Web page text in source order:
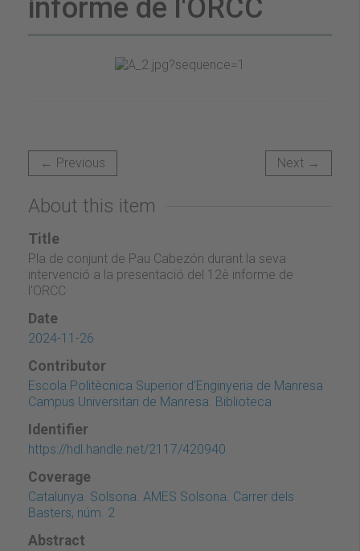
informe de l'ORCC
← Previous Next →
About this item
Title
Pla de conjunt de Pau Cabezón durant la seva
intervenció a la presentació del 12è informe de
l'ORCC
Date
2024-11-26
Contributor
Escola Politècnica Superior d'Enginyeria de Manresa
Campus Universitari de Manresa. Biblioteca
Identifier
https://hdl.handle.net/2117/420940
Coverage
Catalunya. Solsona. AMES Solsona. Carrer dels
Basters, núm. 2
Abstract